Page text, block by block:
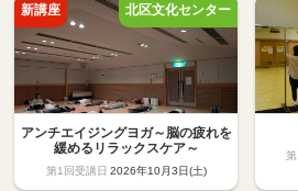
アンチエイジングヨガ～脳の疲れを
緩めるリラックスケア～
2026年10月3日(土)